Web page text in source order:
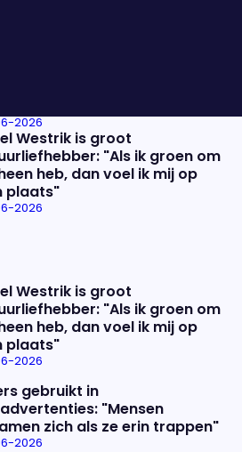
2026
Westrik is groot
"Als ik groen om
heb, dan voel ik mij op
plaats"
2026
Westrik is groot
"Als ik groen om
heb, dan voel ik mij op
plaats"
2026
gebruikt in
"Mensen
zich als ze erin trappen"
2026